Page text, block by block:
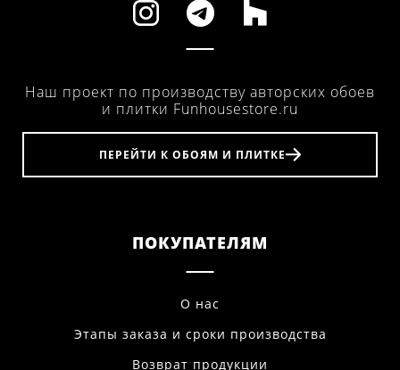
Наш проект по производству авторских обоев
и плитки Funhousestore.ru
ПЕРЕЙТИ К ОБОЯМ И ПЛИТКЕ
ПОКУПАТЕЛЯМ
О нас
Этапы заказа и сроки производства
Возврат продукции